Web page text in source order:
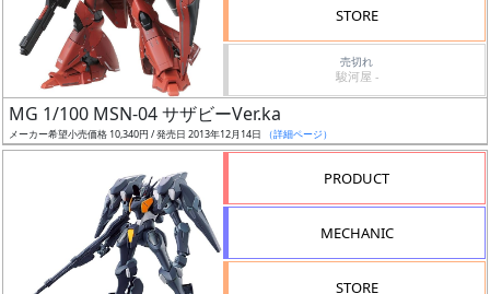
格
定
予
定
STORE
売切れ
駿河屋 -
MG 1/100 MSN-04 サザビーVer.ka
メーカー希望小売価格 10,340円 / 発売日 2013年12月14日 （詳細ページ）
PRODUCT
MECHANIC
STORE